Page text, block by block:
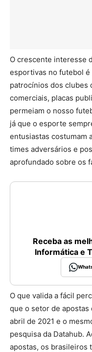
O crescente interesse
esportivas no futebol
patrocínios dos clubes
comerciais, placas
permeiam o nosso
já que o esporte
entusiastas costumam
times adversários e
aprofundado sobre os
Receba as
Informática e
O que valida a fácil
que o setor de
abril de 2021 e o
pesquisa da Datahub.
apostas, os brasileiros